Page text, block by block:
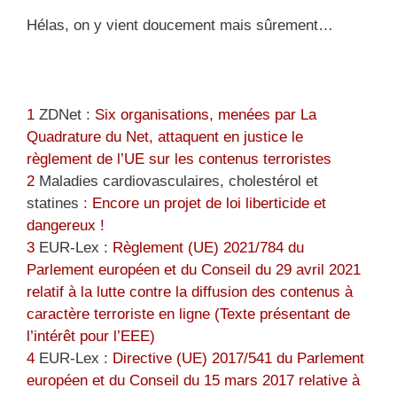
Hélas, on y vient doucement mais sûrement…
1 ZDNet : Six organisations, menées par La
Quadrature du Net, attaquent en justice le
règlement de l’UE sur les contenus terroristes
2 Maladies cardiovasculaires, cholestérol et
statines : Encore un projet de loi liberticide et
dangereux !
3 EUR-Lex : Règlement (UE) 2021/784 du
Parlement européen et du Conseil du 29 avril 2021
relatif à la lutte contre la diffusion des contenus à
caractère terroriste en ligne (Texte présentant de
l’intérêt pour l’EEE)
4 EUR-Lex : Directive (UE) 2017/541 du Parlement
européen et du Conseil du 15 mars 2017 relative à